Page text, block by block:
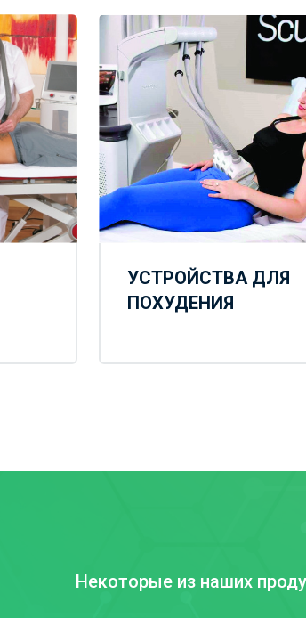
УСТРОЙСТВА ДЛЯ
ПОХУДЕНИЯ
Некоторые из наших